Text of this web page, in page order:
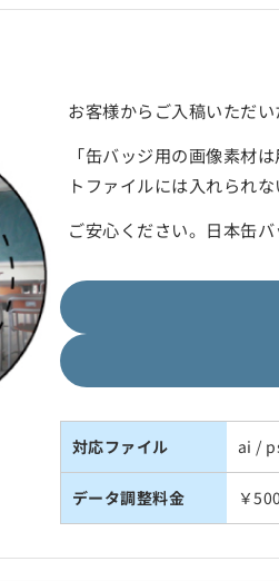
お客様からご入稿いただ
「缶バッジ用の画像素材
トファイルには入れられな
ご安心ください。日本缶
対応ファイル ai /
データ調整料金 ￥